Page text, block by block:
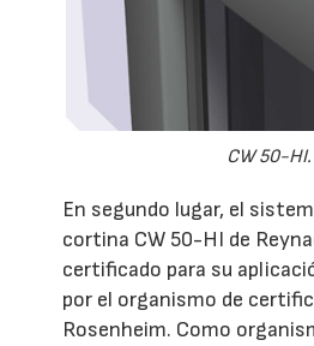
CW 50-HI.
En segundo lugar, el
cortina CW 50-HI de
certificado para su
por el organismo de
Rosenheim. Como